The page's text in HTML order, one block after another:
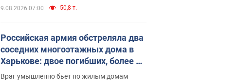
9.08.2026 07:00 50,8 т.
Российская армия обстреляла два
соседних многоэтажных дома в
Харькове: двое погибших, более 20
пострадавших
Враг умышленно бьет по жилым домам